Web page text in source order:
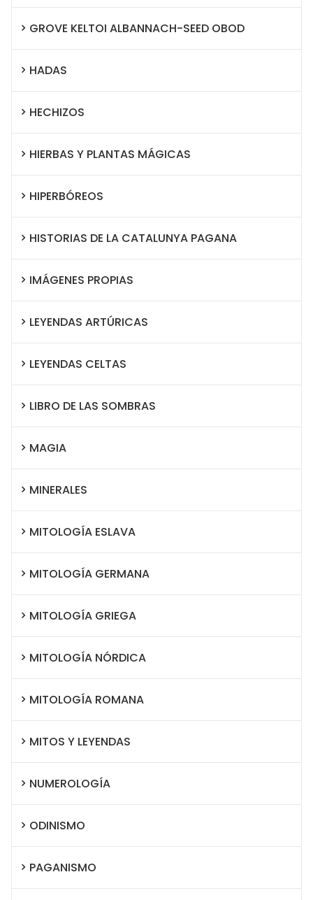
GROVE KELTOI ALBANNACH-SEED OBOD
HADAS
HECHIZOS
HIERBAS Y PLANTAS MÁGICAS
HIPERBÓREOS
HISTORIAS DE LA CATALUNYA PAGANA
IMÁGENES PROPIAS
LEYENDAS ARTÚRICAS
LEYENDAS CELTAS
LIBRO DE LAS SOMBRAS
MAGIA
MINERALES
MITOLOGÍA ESLAVA
MITOLOGÍA GERMANA
MITOLOGÍA GRIEGA
MITOLOGÍA NÓRDICA
MITOLOGÍA ROMANA
MITOS Y LEYENDAS
NUMEROLOGÍA
ODINISMO
PAGANISMO